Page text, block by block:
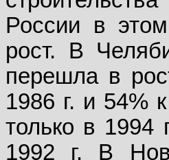
России в
рост. В
перешла в
1986 г. и 54%
только в 1994
1992 г. В